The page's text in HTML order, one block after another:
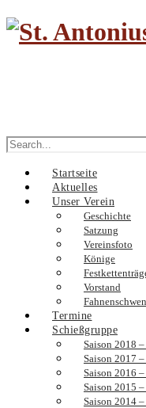
Search
for:
Startseite
Aktuelles
Unser Verein
Geschichte
Satzung
Vereinsfoto
Könige
Vorstand
Termine
Schießgruppe
Saison 2018
Saison 2017
Saison 2016
Saison 2015
Saison 2014